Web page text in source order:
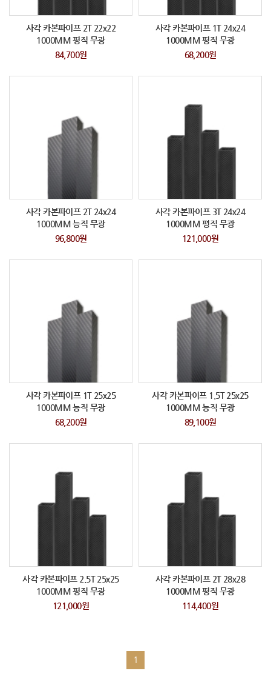
사각 카본파이프 2T 22x22
1000MM 평직 무광
84,700원
사각 카본파이프 1T 24x24
1000MM 평직 무광
68,200원
사각 카본파이프 2T 24x24
1000MM 능직 무광
96,800원
사각 카본파이프 3T 24x24
1000MM 평직 무광
121,000원
사각 카본파이프 1T 25x25
1000MM 능직 무광
68,200원
사각 카본파이프 1.5T 25x25
1000MM 능직 무광
89,100원
사각 카본파이프 2.5T 25x25
1000MM 평직 무광
121,000원
사각 카본파이프 2T 28x28
1000MM 평직 무광
114,400원
1